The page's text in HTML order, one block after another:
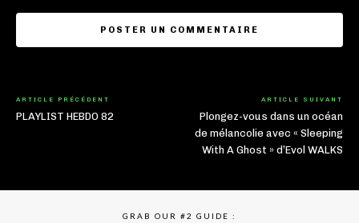
ARTICLE PRÉCÉDENT
PLAYLIST HEBDO 82
ARTICLE SUIVANT
Plongez-vous dans un océan
de mélancolie avec « Sleeping
With A Ghost » d’Evol WALKS
GRAB OUR #2 GUIDE :